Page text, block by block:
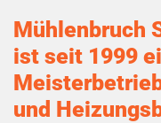
Mühlenbruch
ist seit 1999
und